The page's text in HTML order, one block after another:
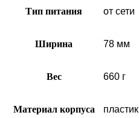
Тип питания от сети
Ширина 78 мм
Вес 660 г
Материал корпуса пластик